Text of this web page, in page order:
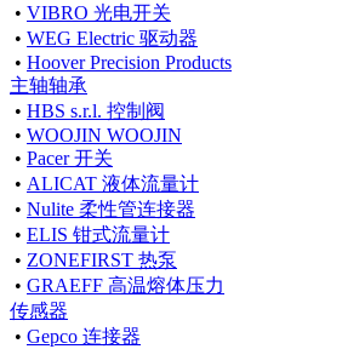
• VIBRO 光电开关
• WEG Electric 驱动器
• Hoover Precision Products
主轴轴承
• HBS s.r.l. 控制阀
• WOOJIN WOOJIN
• Pacer 开关
• ALICAT 液体流量计
• Nulite 柔性管连接器
• ELIS 钳式流量计
• ZONEFIRST 热泵
• GRAEFF 高温熔体压力
传感器
• Gepco 连接器